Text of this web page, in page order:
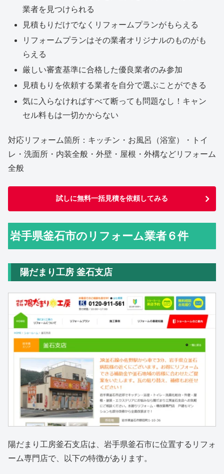
業者を見つけられる
見積もりだけでなくリフォームプランがもらえる
リフォームプランはその業者オリジナルのものがも
らえる
厳しい審査基準に合格した優良業者のみ参加
見積もりを依頼する業者を自分で選ぶことができる
気に入らなければすべて断っても問題なし！キャン
セル料もは一切かからない
対応リフォーム箇所：キッチン・お風呂（浴室）・トイ
レ・洗面所・内装全般・外壁・屋根・外構などリフォーム
全般
試しに無料一括見積を依頼してみる
岩手県釜石市のリフォーム業者６件
陽だまり工房 釜石支店
陽だまり工房釜石支店は、岩手県釜石市に位置するリフォ
ーム専門店で、以下の特徴があります。